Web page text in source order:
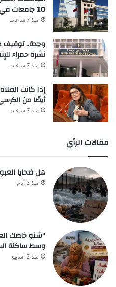
10 جامعات في إفريقيا
منذ 7 ساعات
وجدة.. توقيف
نشرة حمراء
منذ 7 ساعات
إذا كانت
أيضًا من
منذ 7 ساعات
مقالات الرأي
هل ضحايا
منذ 3 أيام
“شنو خاصك
وسط ساكنة
منذ 3 أسابيع